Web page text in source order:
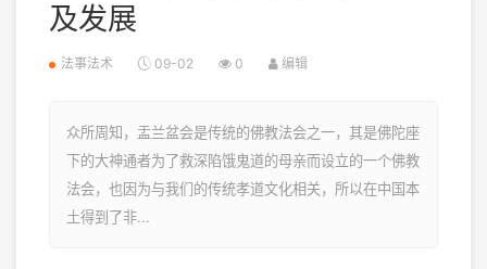
及发展
法事法术 09-02 0 编辑
众所周知，盂兰盆会是传统的佛教法会之一，其是佛陀座
下的大神通者为了救深陷饿鬼道的母亲而设立的一个佛教
法会，也因为与我们的传统孝道文化相关，所以在中国本
土得到了非...